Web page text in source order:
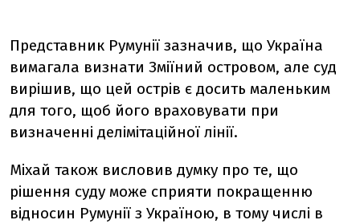
Представник Румунії зазначив, що Україна
вимагала визнати Зміїний островом, але суд
вирішив, що цей острів є досить маленьким
для того, щоб його враховувати при
визначенні делімітаційної лінії.
Міхай також висловив думку про те, що
рішення суду може сприяти покращенню
відносин Румунії з Україною, в тому числі в